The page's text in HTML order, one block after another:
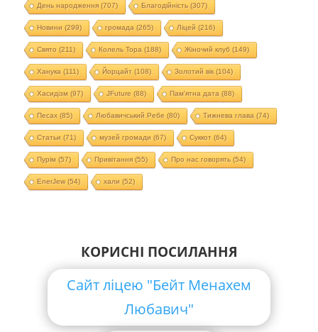
День народження(707) Благодійність (307)
Новини (299) громада (265) Ліцей (216)
Свято (211) Колель Тора (188) Жіночий клуб (149)
Ханука (111) Йорцайт (108) Золотий вік(104)
Хасидізм (97) JFuture (88) Пам'ятна дата (88)
Песах(85) Любавичський Ребе (80) Тижнева глава (74)
Статьи (71) музей громади (67) Суккот (64)
Пурім (57) Привітання(55) Про нас говорять (54)
EnerJew(54) хали (52)
КОРИСНІ ПОСИЛАННЯ
Сайт ліцею "Бейт Менахем
Любавич"